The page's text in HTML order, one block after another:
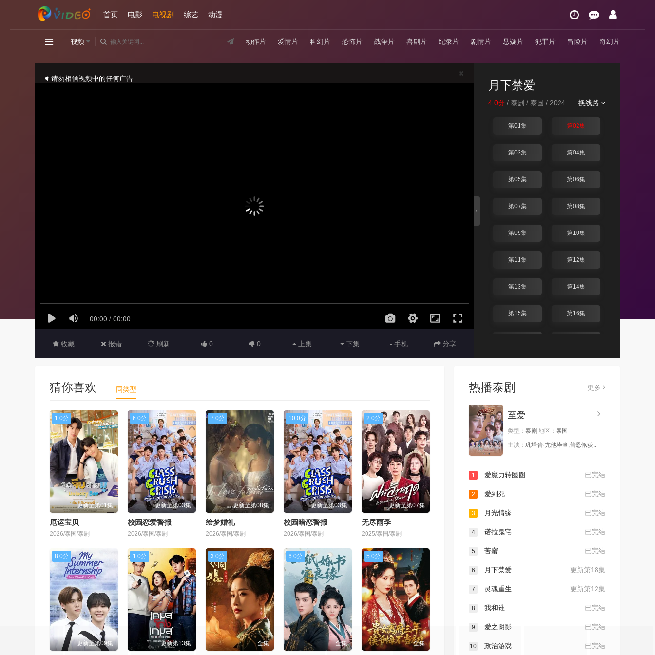
首页 电影 电视剧 综艺 动漫
动作片 爱情片 科幻片 恐怖片 战争片 喜剧片 纪录片 剧情片 悬疑片 犯罪片 冒险片 奇幻片
视频
收藏 报错 刷新 0 0 上集 下集 手机 分享
月下禁爱
换线路
4.0分 / 泰剧 / 泰国 / 2024
第01集 第02集
第03集 第04集
第05集 第06集
第07集 第08集
第09集 第10集
第11集 第12集
第13集 第14集
第15集 第16集
猜你喜欢 同类型
1.0分
更新至第01集
厄运宝贝
2026/泰国/泰剧
6.0分
更新至第03集
校园恋爱警报
2026/泰国/泰剧
7.0分
更新至第08集
绘梦婚礼
2026/泰国/泰剧
10.0分
更新至第03集
校园暗恋警报
2026/泰国/泰剧
2.0分
更新至第07集
无尽雨季
2025/泰国/泰剧
8.0分
更新至第09集
1.0分
更新第13集
3.0分
全集
6.0分
全集
5.0分
全集
热播泰剧 更多
至爱
类型： 泰剧 地区： 泰国
主演： 巩塔普·尤他毕查,普恩佩荻..
已完结
1 爱魔力转圈圈
已完结
2 爱到死
已完结
3 月光情缘
已完结
4 诺拉鬼宅
已完结
5 苦蜜
更新第18集
6 月下禁爱
更新第12集
7 灵魂重生
已完结
8 我和谁
已完结
9 爱之阴影
已完结
10 政治游戏